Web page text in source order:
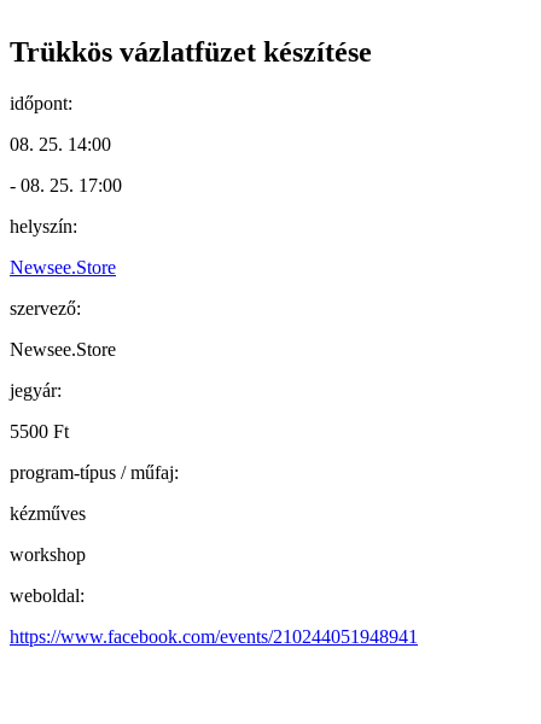
Trükkös vázlatfüzet készítése
időpont:
08. 25. 14:00
- 08. 25. 17:00
helyszín:
Newsee.Store
szervező:
Newsee.Store
jegyár:
5500 Ft
program-típus / műfaj:
kézműves
workshop
weboldal:
https://www.facebook.com/events/210244051948941